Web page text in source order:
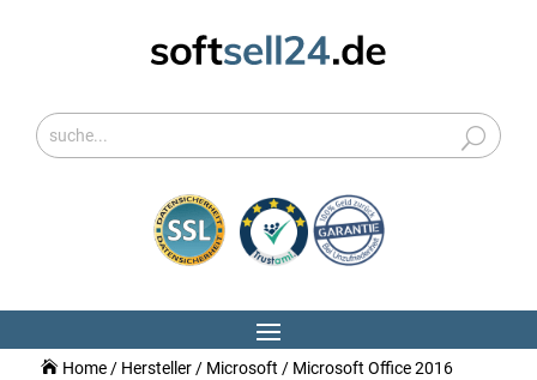
Home/ Hersteller/ Microsoft / Microsoft Office 2016